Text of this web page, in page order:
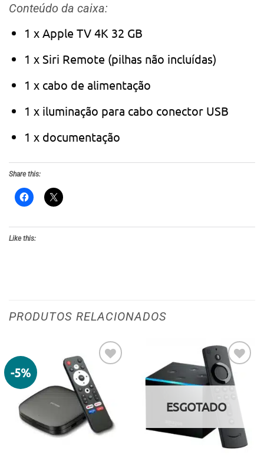
Conteúdo da caixa:
1 x Apple TV 4K 32 GB
1 x Siri Remote (pilhas não incluídas)
1 x cabo de alimentação
1 x iluminação para cabo conector USB
1 x documentação
Share this:
Like this:
PRODUTOS RELACIONADOS
-5%
Adicionar
aos meus
desejos
Adicionar
aos meus
desejos
ESGOTADO